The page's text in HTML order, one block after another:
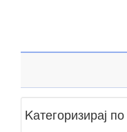
Kатегоризирај по